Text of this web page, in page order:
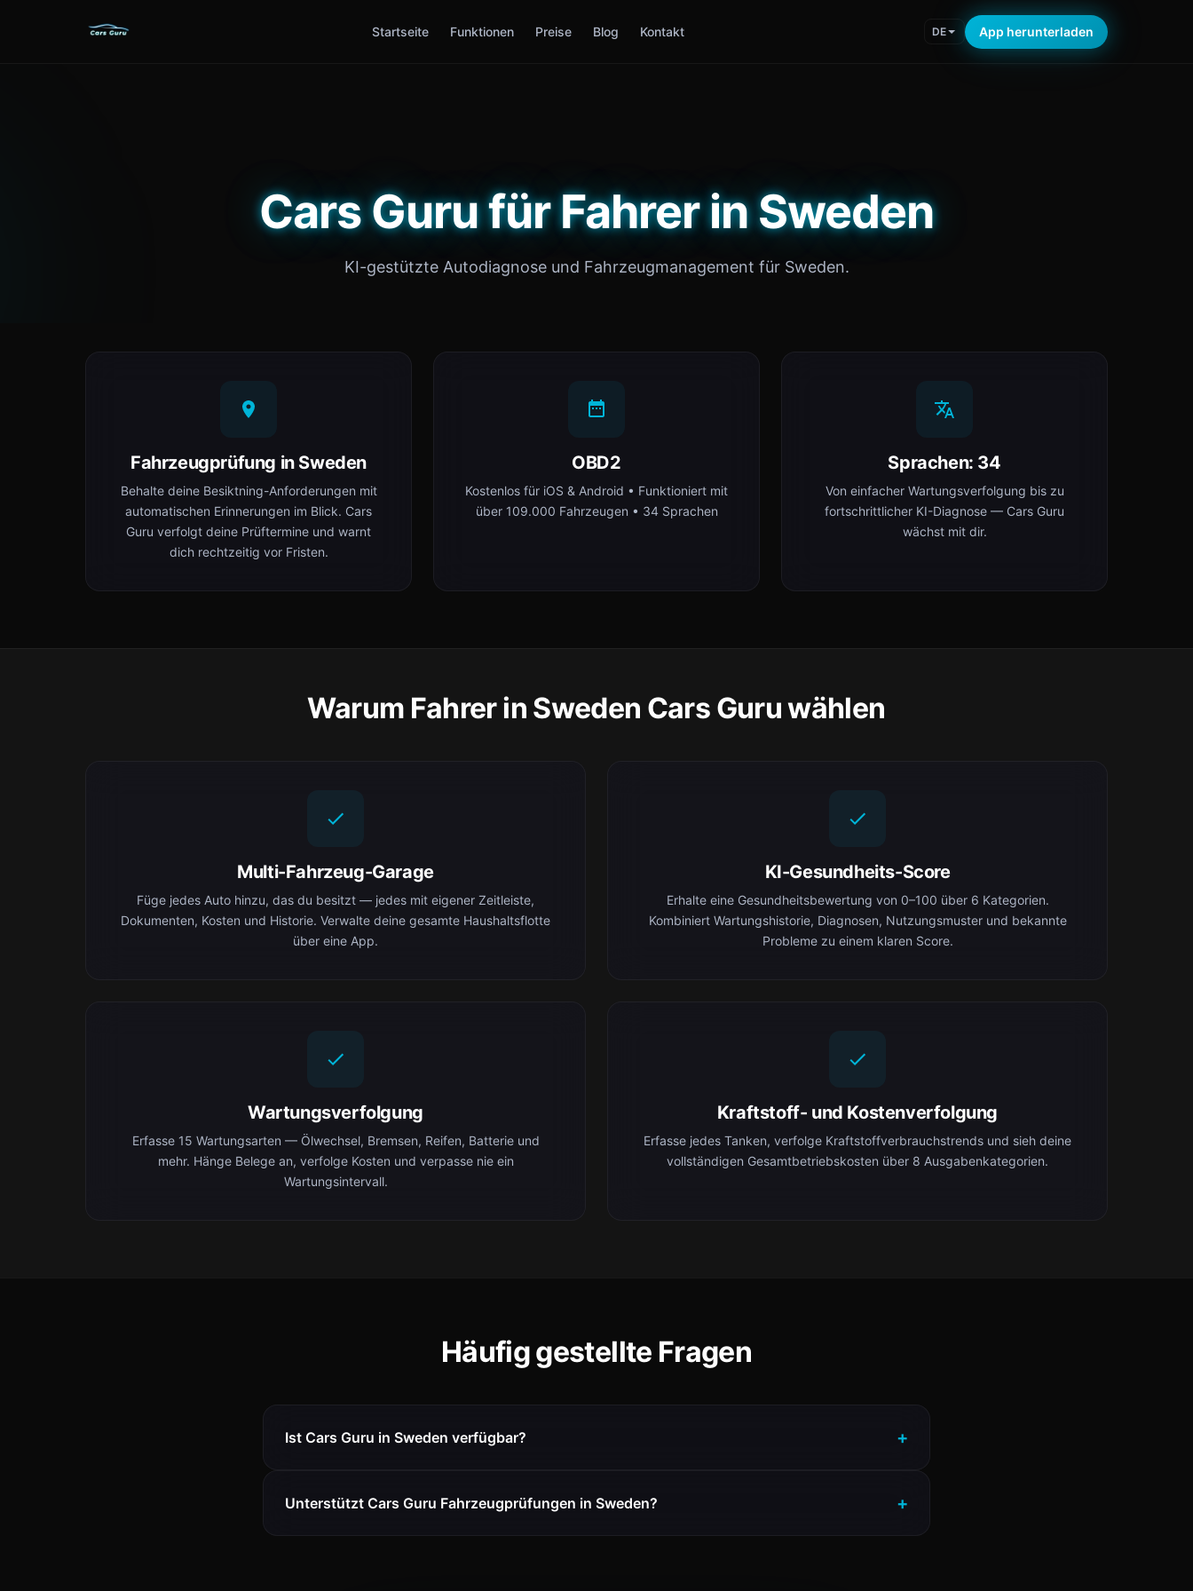
Startseite Funktionen Preise Blog Kontakt DE App herunterladen
Cars Guru für Fahrer in Sweden
KI-gestützte Autodiagnose und Fahrzeugmanagement für Sweden.
Fahrzeugprüfung in Sweden
Behalte deine Besiktning-Anforderungen mit
automatischen Erinnerungen im Blick. Cars
Guru verfolgt deine Prüftermine und warnt
dich rechtzeitig vor Fristen.
OBD2
Kostenlos für iOS & Android • Funktioniert mit
über 109.000 Fahrzeugen • 34 Sprachen
Sprachen: 34
Von einfacher Wartungsverfolgung bis zu
fortschrittlicher KI-Diagnose — Cars Guru
wächst mit dir.
Warum Fahrer in Sweden Cars Guru wählen
Multi-Fahrzeug-Garage
Füge jedes Auto hinzu, das du besitzt — jedes mit eigener Zeitleiste,
Dokumenten, Kosten und Historie. Verwalte deine gesamte Haushaltsflotte
über eine App.
KI-Gesundheits-Score
Erhalte eine Gesundheitsbewertung von 0–100 über 6 Kategorien.
Kombiniert Wartungshistorie, Diagnosen, Nutzungsmuster und bekannte
Probleme zu einem klaren Score.
Wartungsverfolgung
Erfasse 15 Wartungsarten — Ölwechsel, Bremsen, Reifen, Batterie und
mehr. Hänge Belege an, verfolge Kosten und verpasse nie ein
Wartungsintervall.
Kraftstoff- und Kostenverfolgung
Erfasse jedes Tanken, verfolge Kraftstoffverbrauchstrends und sieh deine
vollständigen Gesamtbetriebskosten über 8 Ausgabenkategorien.
Häufig gestellte Fragen
Ist Cars Guru in Sweden verfügbar?
Unterstützt Cars Guru Fahrzeugprüfungen in Sweden?